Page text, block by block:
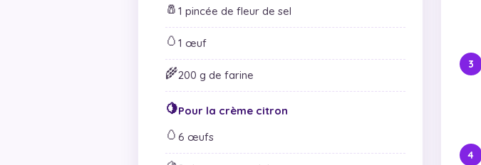
🧂 1 pincée de fleur de sel
🥚 1 œuf
🌾200 g de farine
🍋Pour la crème citron
🥚 6 œufs